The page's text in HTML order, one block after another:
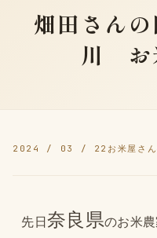
畑田さん
川 お
2024 / 03 / 22 お米屋さ
先日奈良県のお米